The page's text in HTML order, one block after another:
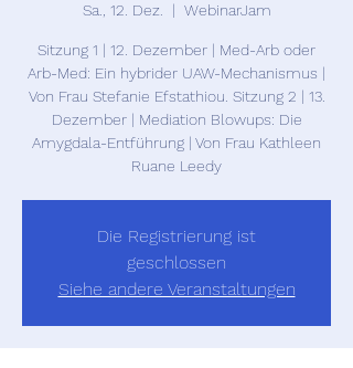
Sa., 12. Dez.
  |
WebinarJam
Sitzung 1 | 12. Dezember | Med-Arb oder
Arb-Med: Ein hybrider UAW-Mechanismus |
Von Frau Stefanie Efstathiou. Sitzung 2 | 13.
Dezember | Mediation Blowups: Die
Amygdala-Entführung | Von Frau Kathleen
Ruane Leedy
Die Registrierung ist
geschlossen
Siehe andere Veranstaltungen